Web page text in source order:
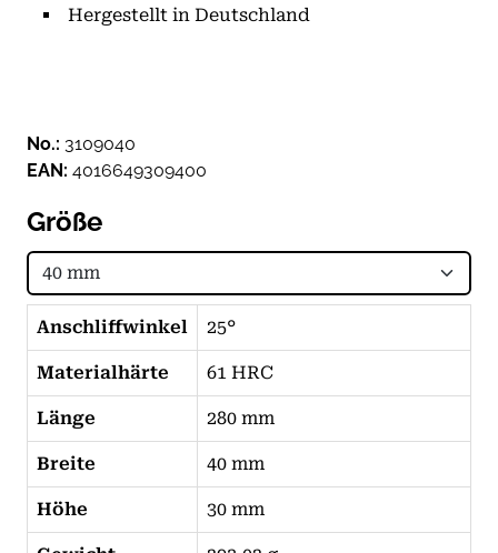
Hergestellt in Deutschland
No.: 3109040
EAN: 4016649309400
Größe
Anschliffwinkel 25°
Materialhärte 61 HRC
Länge 280 mm
Breite 40 mm
Höhe 30 mm